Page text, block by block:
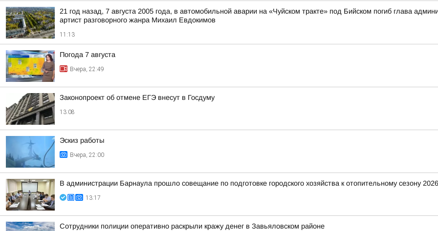
21 год назад, 7 августа 2005 года, в автомобильной аварии на «Чуйском тракте» под Бийском погиб глава
артист разговорного жанра Михаил Евдокимов
11:13
Погода 7 августа
Вчера, 22:49
Законопроект об отмене ЕГЭ внесут в Госдуму
13:08
Эскиз работы
Вчера, 22:00
В администрации Барнаула прошло совещание по подготовке городского хозяйства к отопительному сезону
13:17
Сотрудники полиции оперативно раскрыли кражу денег в Завьяловском районе